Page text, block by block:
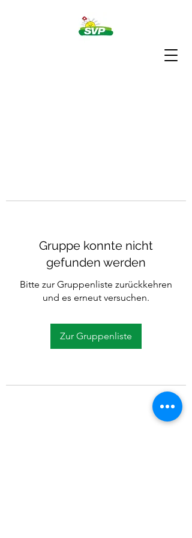
Gruppe konnte nicht
gefunden werden
Bitte zur Gruppenliste zurückkehren
und es erneut versuchen.
Zur Gruppenliste